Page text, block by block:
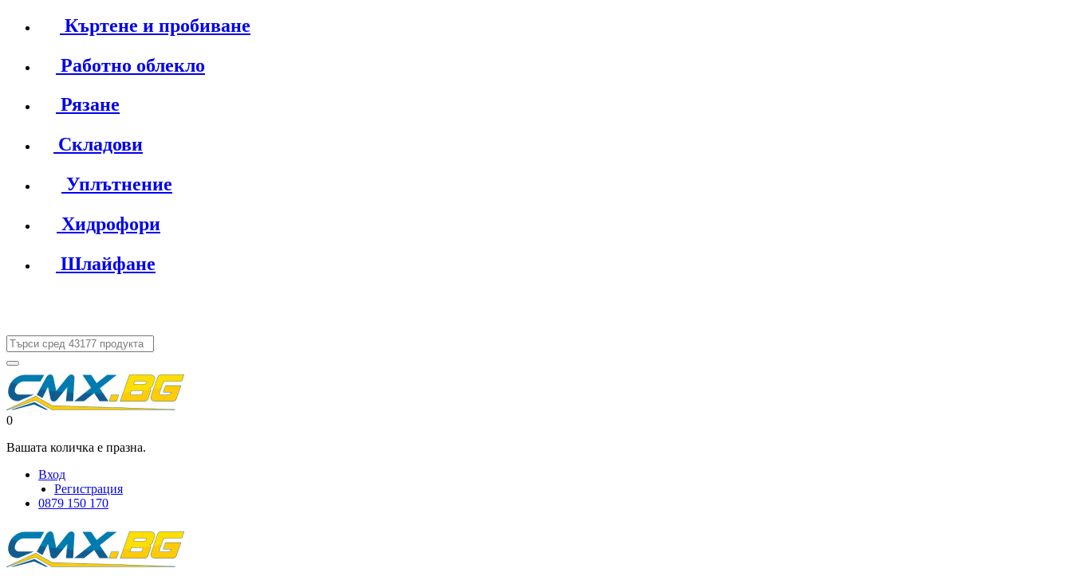
Къртене и пробиване
Работно облекло
Рязане
Складови
Уплътнение
Хидрофори
Шлайфане
0
Вашата количка е празна.
Вход
Регистрация
0879 150 170